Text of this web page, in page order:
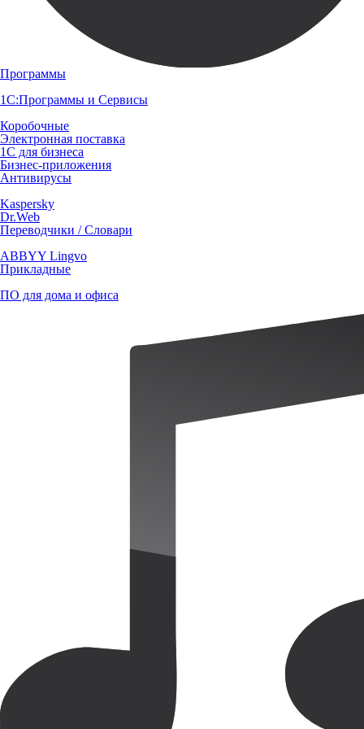
Программы
1С:Программы и Сервисы
Коробочные
Электронная поставка
1С для бизнеса
Бизнес-приложения
Антивирусы
Kaspersky
Dr.Web
Переводчики / Словари
ABBYY Lingvo
Прикладные
ПО для дома и офиса